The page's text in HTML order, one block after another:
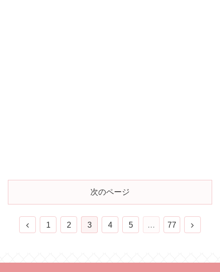
次のページ
1 2 3 4 5 … 77